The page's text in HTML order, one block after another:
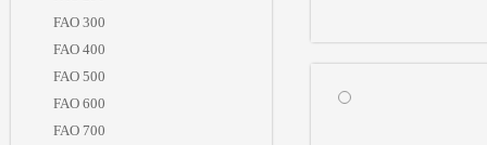
FAO 300
FAO 400
FAO 500
FAO 600
FAO 700